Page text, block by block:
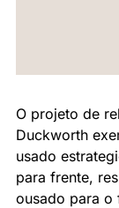
O projeto de
Duckworth
usado
para frente,
ousado para o